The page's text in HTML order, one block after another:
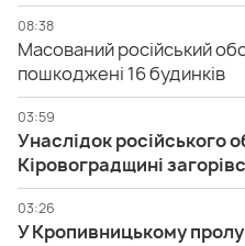
08:38
Масований російський
пошкоджені 16 будинків
03:59
Унаслідок російського
Кіровоградщині
03:26
У Кропивницькому